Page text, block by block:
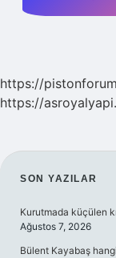
https://
https://
SON YAZILAR
Kurutmada küçülen
Ağustos 7, 2026
Bülent Kayabaş